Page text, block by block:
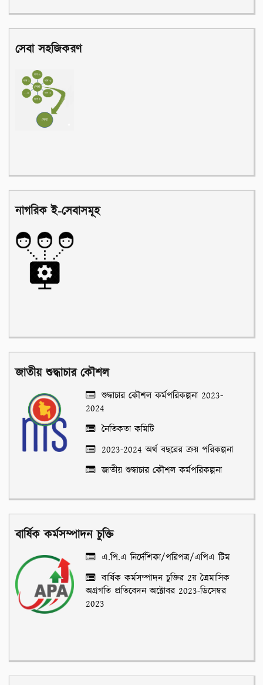
সেবা সহজিকরণ
নাগরিক ই-সেবাসমূহ
জাতীয় শুদ্ধাচার কৌশল
শুদ্ধাচার কৌশল কর্মপরিকল্পনা 2023-
2024
নৈতিকতা কমিটি
2023-2024 অর্থ বছরের ক্রয় পরিকল্পনা
জাতীয় শুদ্ধাচার কৌশল কর্মপরিকল্পনা
বার্ষিক কর্মসম্পাদন চুক্তি
এ.পি.এ নির্দেশিকা/পরিপত্র/এপিএ টিম
বার্ষিক কর্মসম্পাদন চুক্তির 2য় ত্রৈমাসিক
অগ্রগতি প্রতিবেদন অক্টোবর 2023-ডিসেম্বর
2023